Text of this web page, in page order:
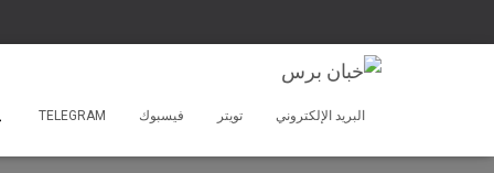
البريد الإلكتروني تويتر فيسبوك TELEGRAM